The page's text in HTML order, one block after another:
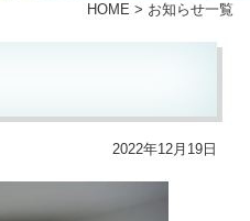
HOME > お知らせ一覧
2022年12月19日